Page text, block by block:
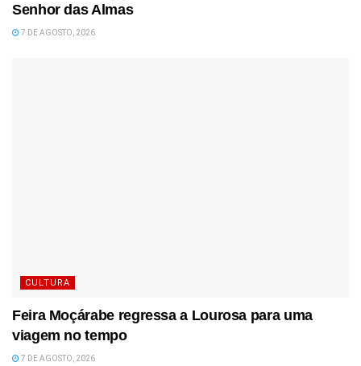
Senhor das Almas
7 DE AGOSTO, 2026
CULTURA
Feira Moçárabe regressa a Lourosa para uma
viagem no tempo
7 DE AGOSTO, 2026